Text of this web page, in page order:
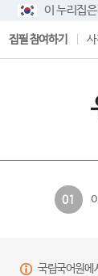
이 누리집
집필 참여하기 사
01
국립국어원에